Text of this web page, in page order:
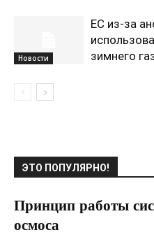
Новости
ЕС из-за
зимнего
ЭТО ПОПУЛЯРНО!
Принцип работы
осмоса
31.10.2019